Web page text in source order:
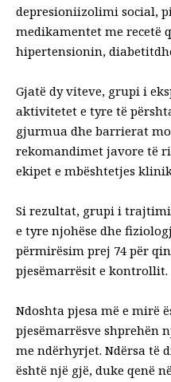
depresioniizolimi social,
medikamentet me recetë
hipertensionin, diabetit
Gjatë dy viteve, grupi i
aktivitetet e tyre të
gjurmua dhe barrierat
rekomandimet javore të
ekipet e mbështetjes
Si rezultat, grupi i
e tyre njohëse dhe
përmirësim prej 74 për
pjesëmarrësit e kontrollit.
Ndoshta pjesa më e mirë
pjesëmarrësve shprehën
me ndërhyrjet. Ndërsa të
është një gjë, duke qenë